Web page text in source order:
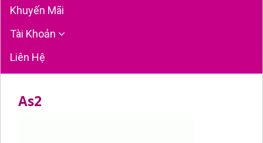
Khuyến Mãi
Tài Khoản
Liên Hệ
As2